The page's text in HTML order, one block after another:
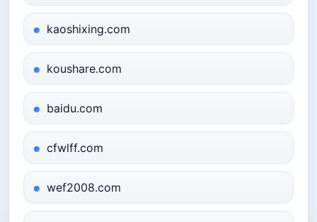
kaoshixing.com
koushare.com
baidu.com
cfwlff.com
wef2008.com